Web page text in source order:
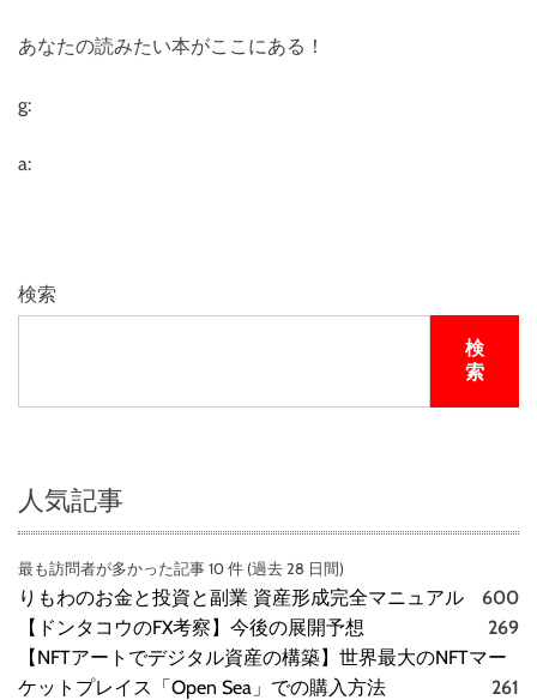
あなたの読みたい本がここにある！
g:
a:
検索
検
索
人気記事
最も訪問者が多かった記事 10 件 (過去 28 日間)
りもわのお金と投資と副業 資産形成完全マニュアル
600
【ドンタコウのFX考察】今後の展開予想
269
【NFTアートでデジタル資産の構築】世界最大のNFTマー
ケットプレイス「Open Sea」での購入方法
261